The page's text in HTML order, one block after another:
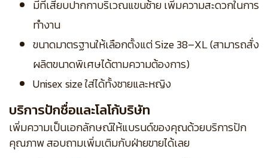
มีที่เสียบปากกาบริเวณแขนซ้าย เพิ่มความสะดวกในการ
ทำงาน
ขนาดมาตรฐานให้เลือกตั้งแต่ Size 38–XL (สามารถสั่ง
ผลิตขนาดพิเศษได้ตามความต้องการ)
Unisex size ใส่ได้ทั้งชายและหญิง
บริการปักชื่อและโลโก้บริษัท
เพิ่มความเป็นเอกลักษณ์ให้แบรนด์ของคุณด้วยบริการปัก
คุณภาพ สอบถามเพิ่มเติมกับฝ่ายขายได้เลย